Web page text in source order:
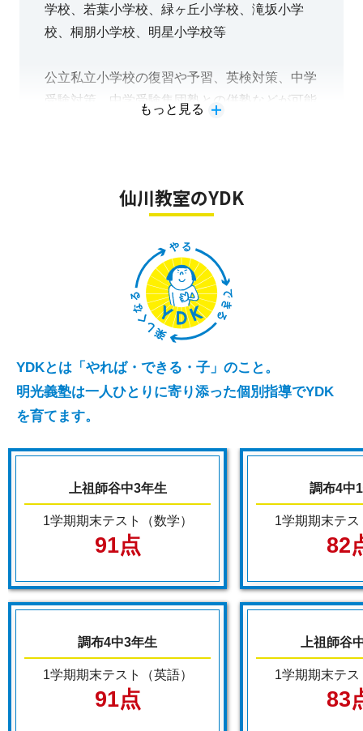
学校、若葉小学校、緑ヶ丘小学校、滝坂小学
校、桐朋小学校、明星小学校等
公立私立小学校の復習や予習、英検対策、中学
受験対策、中学受験集団塾との併塾などが可能
もっと見る
仙川教室のYDK
YDKとは「やれば・できる・子」のこと。
明光義塾は一人ひとりに寄り添った個別指導でYDK
を育てます。
上祖師谷中3年生
1学期期末テスト（数学）
91点
調布4中3年生
1学期期末テスト（英語）
91点
調布4中
1学期期末テ
82
上祖師谷
1学期期末テ
83